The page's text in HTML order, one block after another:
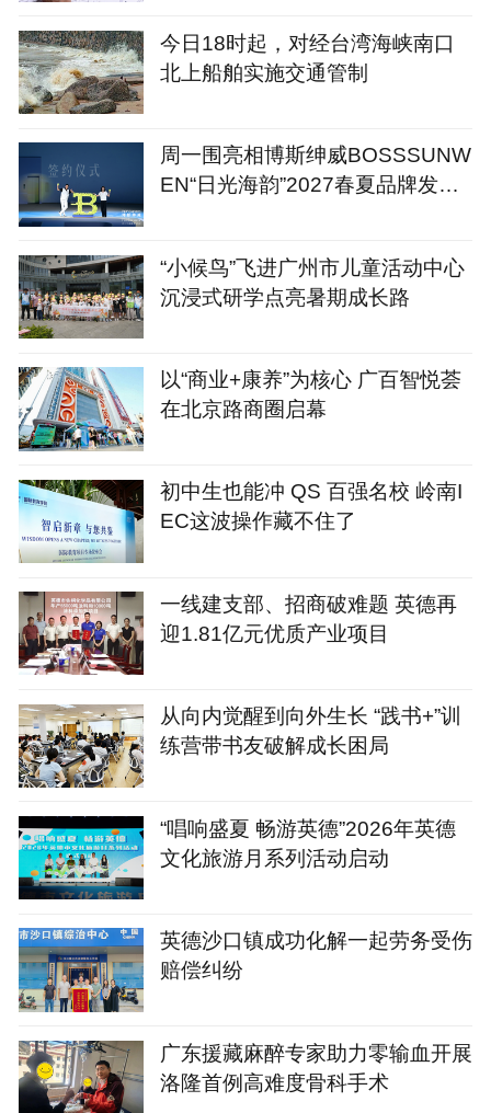
今日18时起，对经台湾海峡南口
北上船舶实施交通管制
周一围亮相博斯绅威BOSSSUNW
EN“日光海韵”2027春夏品牌发布
“小候鸟”飞进广州市儿童活动中心
沉浸式研学点亮暑期成长路
以“商业+康养”为核心 广百智悦荟
在北京路商圈启幕
初中生也能冲 QS 百强名校 岭南I
EC这波操作藏不住了
一线建支部、招商破难题 英德再
迎1.81亿元优质产业项目
从向内觉醒到向外生长 “践书+”训
练营带书友破解成长困局
“唱响盛夏 畅游英德”2026年英德
文化旅游月系列活动启动
英德沙口镇成功化解一起劳务受伤
赔偿纠纷
广东援藏麻醉专家助力零输血开展
洛隆首例高难度骨科手术